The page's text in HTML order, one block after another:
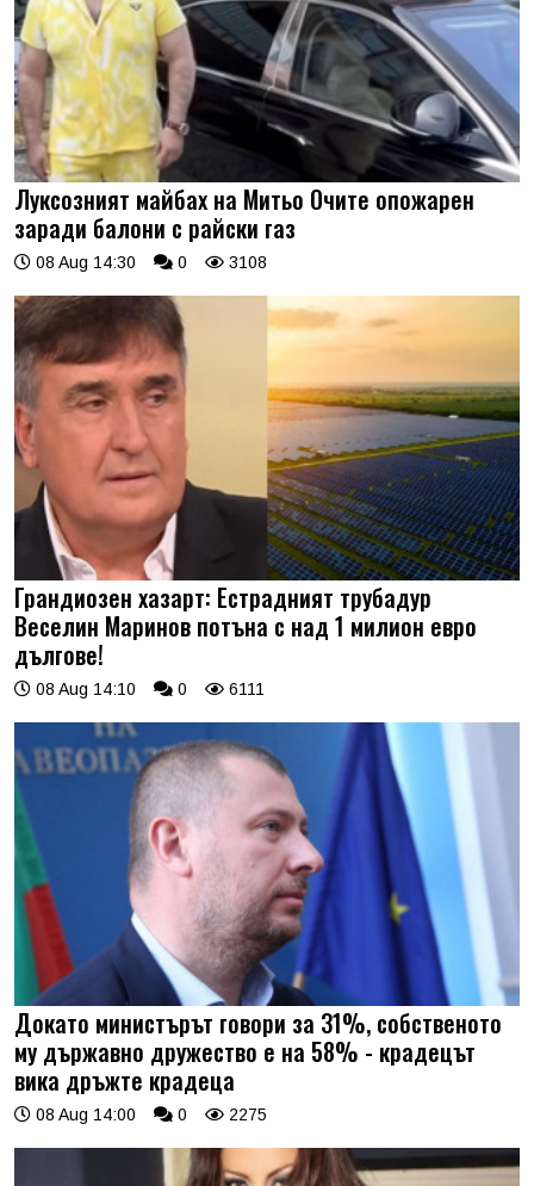
Луксозният майбах на Митьо Очите опожарен
заради балони с райски газ
08 Aug 14:30 0 3108
Грандиозен хазарт: Естрадният трубадур
Веселин Маринов потъна с над 1 милион евро
дългове!
08 Aug 14:10 0 6111
Докато министърът говори за 31%, собственото
му държавно дружество е на 58% - крадецът
вика дръжте крадеца
08 Aug 14:00 0 2275